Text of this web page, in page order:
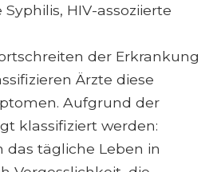
HIV-assoziierte
der Erkrankung
Ärzte diese
Aufgrund der
klassifiziert werden:
tägliche Leben in